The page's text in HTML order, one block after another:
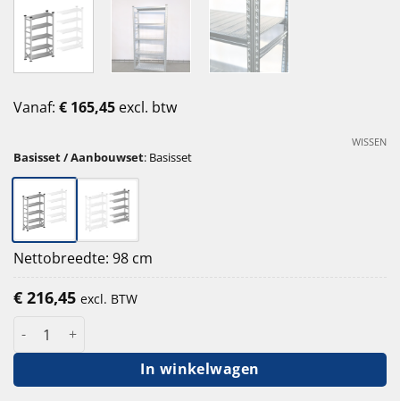
Vanaf: € 165,45 excl. btw
Basisset / Aanbouwset: Basisset
WISSEN
Nettobreedte: 98 cm
€ 216,45 excl. BTW
S1 verzinkte legbordstelling 250cm hoog - 80cm diep 90cm
In winkelwagen